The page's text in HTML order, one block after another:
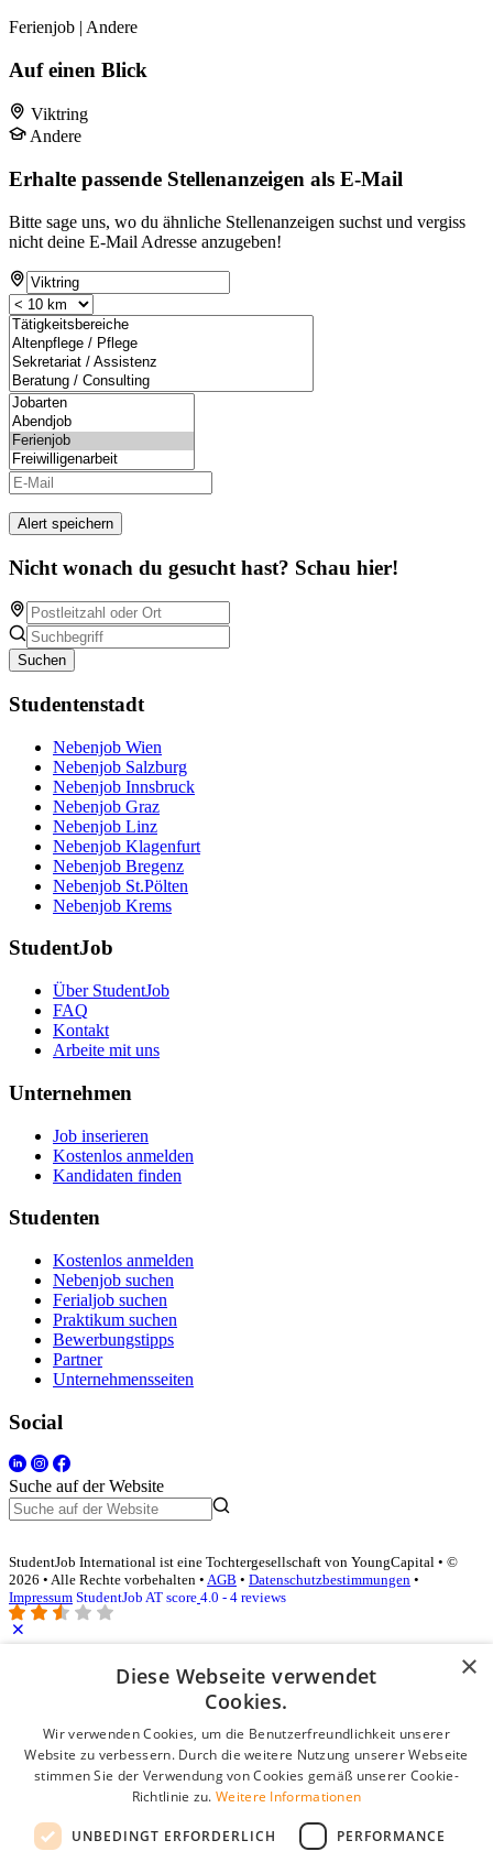
Ferienjob | Andere
Auf einen Blick
Viktring
Andere
Erhalte passende Stellenanzeigen als E-Mail
Bitte sage uns, wo du ähnliche Stellenanzeigen suchst und vergiss
nicht deine E-Mail Adresse anzugeben!
Alert speichern
Nicht wonach du gesucht hast? Schau hier!
Suchen
Studentenstadt
Nebenjob Wien
Nebenjob Salzburg
Nebenjob Innsbruck
Nebenjob Graz
Nebenjob Linz
Nebenjob Klagenfurt
Nebenjob Bregenz
Nebenjob St.Pölten
Nebenjob Krems
StudentJob
Über StudentJob
FAQ
Kontakt
Arbeite mit uns
Unternehmen
Job inserieren
Kostenlos anmelden
Kandidaten finden
Studenten
Kostenlos anmelden
Nebenjob suchen
Ferialjob suchen
Praktikum suchen
Bewerbungstipps
Partner
Unternehmensseiten
Social
Suche auf der Website
StudentJob International ist eine Tochtergesellschaft von YoungCapital • ©
2026 • Alle Rechte vorbehalten • AGB • Datenschutzbestimmungen •
Impressum StudentJob AT score 4.0 - 4 reviews
Login für Unternehmen
Passwort
Angemeldet bleiben
Passwort vergessen?
×
Diese Webseite verwendet
Cookies.
Wir verwenden Cookies, um die Benutzerfreundlichkeit unserer
Website zu verbessern. Durch die weitere Nutzung unserer Webseite
stimmen Sie der Verwendung von Cookies gemäß unserer Cookie-
Richtlinie zu. Weitere Informationen
UNBEDINGT ERFORDERLICH PERFORMANCE